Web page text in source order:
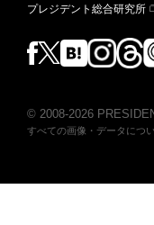
プレジデント総合研究所
© 2008-2026
すべての画像・データにつ